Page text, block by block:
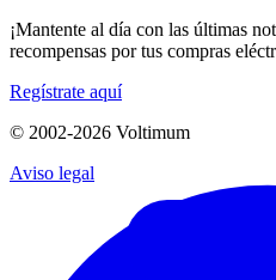
¡Mantente al día con las últimas
recompensas por tus compras
Regístrate aquí
© 2002-2026 Voltimum
Aviso legal